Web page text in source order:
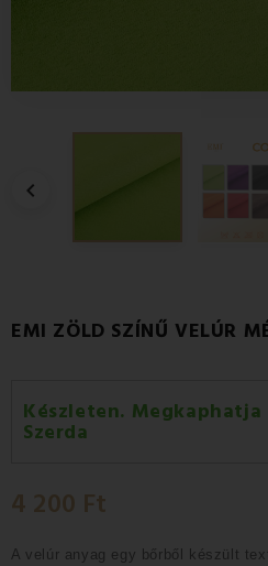

EMI ZÖLD SZÍNŰ VELÚR
Készleten.
Szerda
Csütörtök 13.08
4 200 Ft
A velúr anyag egy bőrből készült